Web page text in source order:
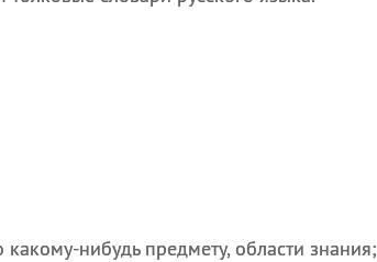
нибудь предмету, области знания;